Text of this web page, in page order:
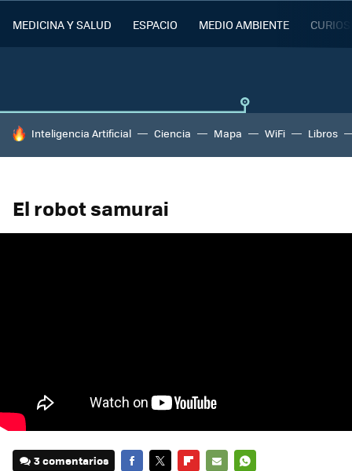
MEDICINA Y SALUD ESPACIO MEDIO AMBIENTE
HOY SE HABLA DE
Inteligencia Artificial Ciencia Mapa WiFi Libros
El robot samurai
3 comentarios